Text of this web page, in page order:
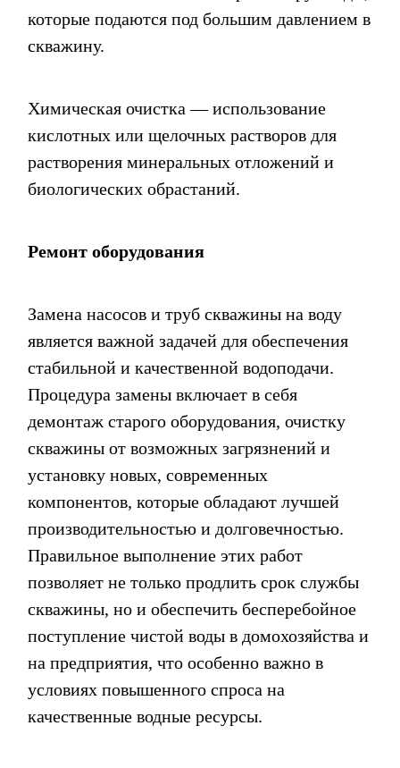
которые подаются под большим давлением в
скважину.
Химическая очистка — использование
кислотных или щелочных растворов для
растворения минеральных отложений и
биологических обрастаний.
Ремонт оборудования
Замена насосов и труб скважины на воду
является важной задачей для обеспечения
стабильной и качественной водоподачи.
Процедура замены включает в себя
демонтаж старого оборудования, очистку
скважины от возможных загрязнений и
установку новых, современных
компонентов, которые обладают лучшей
производительностью и долговечностью.
Правильное выполнение этих работ
позволяет не только продлить срок службы
скважины, но и обеспечить бесперебойное
поступление чистой воды в домохозяйства и
на предприятия, что особенно важно в
условиях повышенного спроса на
качественные водные ресурсы.